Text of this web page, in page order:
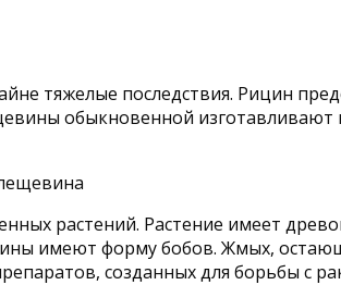
тяжелые последствия. Рицин
обыкновенной изготавливают
растений. Растение имеет
имеют форму бобов. Жмых,
созданных для борьбы с